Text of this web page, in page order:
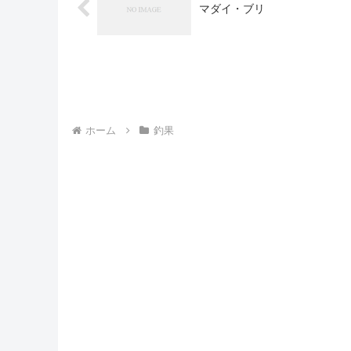
マダイ・ブリ
ホーム 釣果